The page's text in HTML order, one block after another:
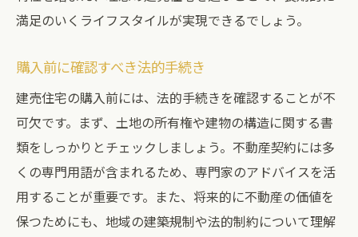
満足のいくライフスタイルが実現できるでしょう。
購入前に確認すべき法的手続き
建売住宅の購入前には、法的手続きを確認することが不
可欠です。まず、土地の所有権や建物の構造に関する書
類をしっかりとチェックしましょう。不動産契約には多
くの専門用語が含まれるため、専門家のアドバイスを活
用することが重要です。また、将来的に不動産の価値を
保つためにも、地域の建築規制や法的制約について理解